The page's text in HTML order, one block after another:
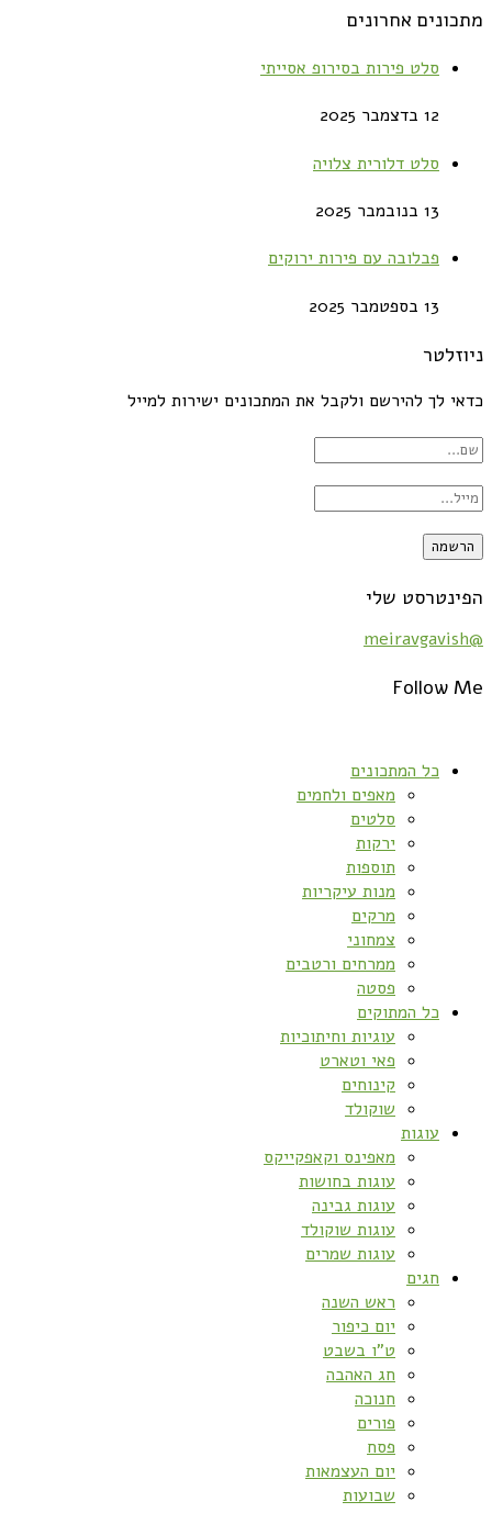
מתכונים אחרונים
סלט פירות בסירופ אסייתי
12 בדצמבר 2025
סלט דלורית צלויה
13 בנובמבר 2025
פבלובה עם פירות ירוקים
13 בספטמבר 2025
ניוזלטר
כדאי לך להירשם ולקבל את המתכונים ישירות למייל
הפינטרסט שלי
@meiravgavish
Follow Me
כל המתכונים
מאפים ולחמים
סלטים
ירקות
תוספות
מנות עיקריות
מרקים
צמחוני
ממרחים ורטבים
פסטה
כל המתוקים
עוגיות וחיתוכיות
פאי וטארט
קינוחים
שוקולד
עוגות
מאפינס וקאפקייקס
עוגות בחושות
עוגות גבינה
עוגות שוקולד
עוגות שמרים
חגים
ראש השנה
יום כיפור
ט”ו בשבט
חג האהבה
חנוכה
פורים
פסח
יום העצמאות
שבועות